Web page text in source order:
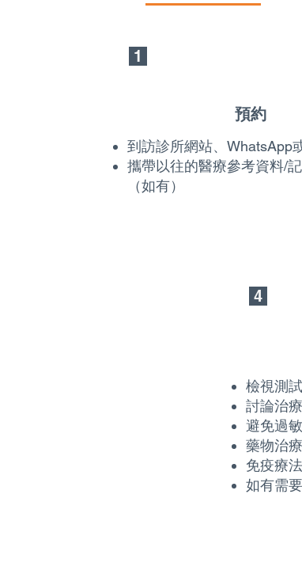
1
預約
到訪診所網站、WhatsApp
攜帶以往的醫療參考資料/
（如有）
4
檢視測
討論治
避免過
藥物治療
免疫療法
如有需